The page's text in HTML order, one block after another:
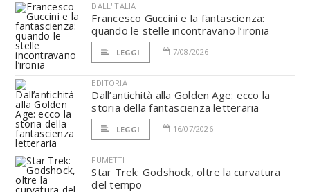
DALL'ITALIA
Francesco Guccini e la fantascienza:
quando le stelle incontravano l’ironia
LEGGI 7/08/2026
EDITORIA
Dall’antichità alla Golden Age: ecco la
storia della fantascienza letteraria
LEGGI 16/07/2026
FUMETTI
Star Trek: Godshock, oltre la curvatura
del tempo